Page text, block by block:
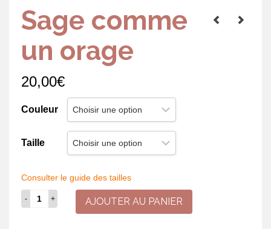
Sage comme
un orage
20,00€
Couleur
Taille
Consulter le guide des tailles
quantité
de
AJOUTER AU PANIER